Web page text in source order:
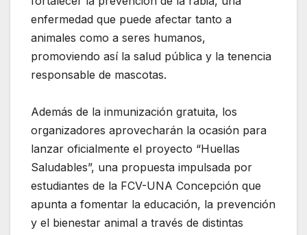
enfermedad que puede afectar tanto a
animales como a seres humanos,
promoviendo así la salud pública y la tenencia
responsable de mascotas.
Además de la inmunización gratuita, los
organizadores aprovecharán la ocasión para
lanzar oficialmente el proyecto “Huellas
Saludables”, una propuesta impulsada por
estudiantes de la FCV-UNA Concepción que
apunta a fomentar la educación, la prevención
y el bienestar animal a través de distintas